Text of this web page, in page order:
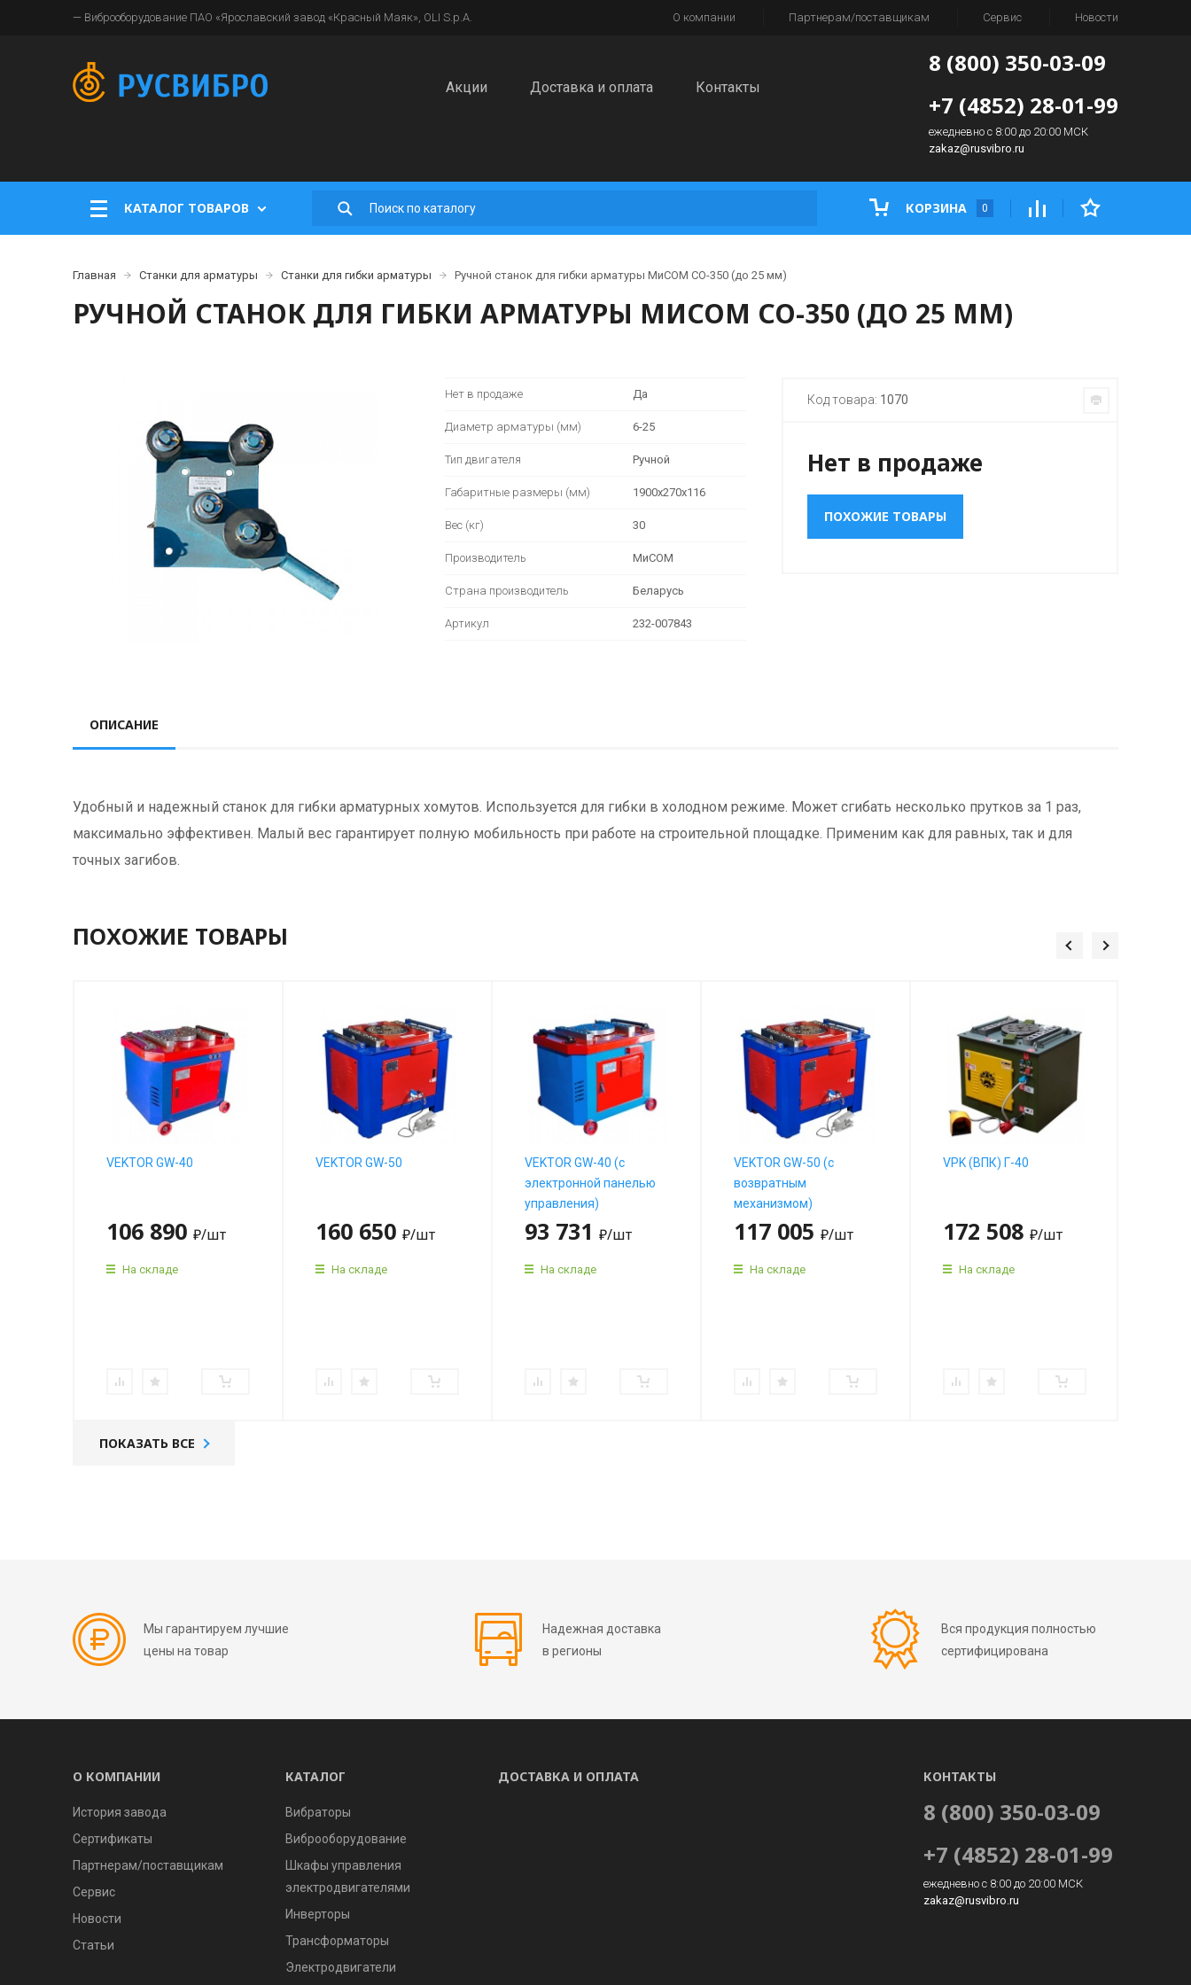
— Виброоборудование ПАО «Ярославский завод «Красный Маяк», OLI S.p.A. О компании Партнерам/поставщикам Сервис Новости
8 (800) 350-03-09
+7 (4852) 28-01-99
ежедневно с 8:00 до 20:00 МСК
zakaz@rusvibro.ru
Акции Доставка и оплата Контакты
КОРЗИНА 0
КАТАЛОГ ТОВАРОВ
Главная Станки для арматуры Станки для гибки арматуры Ручной станок для гибки арматуры МиСОМ СО-350 (до 25 мм)
РУЧНОЙ СТАНОК ДЛЯ ГИБКИ АРМАТУРЫ МИСОМ СО-350 (ДО 25 ММ)
Нет в продаже Да
Диаметр арматуры (мм) 6-25
Тип двигателя Ручной
Габаритные размеры (мм) 1900х270х116
Вес (кг) 30
Производитель МиСОМ
Страна производитель Беларусь
Артикул 232-007843
Код товара: 1070
Нет в продаже
ПОХОЖИЕ ТОВАРЫ
ОПИСАНИЕ
Удобный и надежный станок для гибки арматурных хомутов. Используется для гибки в холодном режиме. Может сгибать несколько прутков за 1 раз,
максимально эффективен. Малый вес гарантирует полную мобильность при работе на строительной площадке. Применим как для равных, так и для
точных загибов.
ПОХОЖИЕ ТОВАРЫ
VEKTOR GW-40
106 890 ₽/шт
На складе
VEKTOR GW-50
160 650 ₽/шт
На складе
VEKTOR GW-40 (с
электронной панелью
управления)
93 731 ₽/шт
На складе
VEKTOR GW-50 (с
возвратным
механизмом)
117 005 ₽/шт
На складе
VPK (ВПК) Г-40
172 508 ₽/шт
На складе
ПОКАЗАТЬ ВСЕ
Мы гарантируем лучшие
цены на товар
Надежная доставка
в регионы
Вся продукция полностью
сертифицирована
О КОМПАНИИ
История завода
Сертификаты
Партнерам/поставщикам
Сервис
Новости
Статьи
КАТАЛОГ
Вибраторы
Виброоборудование
Шкафы управления
электродвигателями
Инверторы
Трансформаторы
Электродвигатели
ДОСТАВКА И ОПЛАТА КОНТАКТЫ
8 (800) 350-03-09
+7 (4852) 28-01-99
ежедневно с 8:00 до 20:00 МСК
zakaz@rusvibro.ru